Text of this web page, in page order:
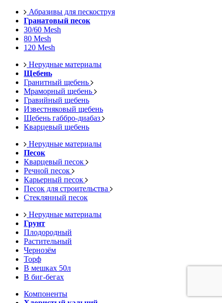
Абразивы для пескоструя
Гранатовый песок
30/60 Mesh
80 Mesh
120 Mesh
Нерудные материалы
Щебень
Гранитный щебень
Мраморный щебень
Гравийный щебень
Известняковый щебень
Щебень габбро-диабаз
Кварцевый щебень
Нерудные материалы
Песок
Кварцевый песок
Речной песок
Карьерный песок
Песок для строительства
Стеклянный песок
Нерудные материалы
Грунт
Плодородный
Растительный
Чернозём
Торф
В мешках 50л
В биг-бегах
Компоненты